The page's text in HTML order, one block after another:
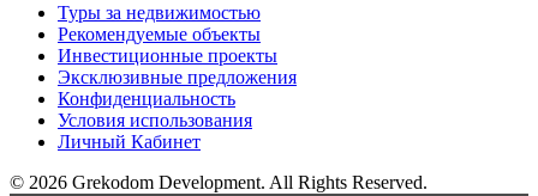
Туры за недвижимостью
Рекомендуемые объекты
Инвестиционные проекты
Эксклюзивные предложения
Конфиденциальность
Условия использования
Личный Кабинет
© 2026 Grekodom Development. All Rights Reserved.